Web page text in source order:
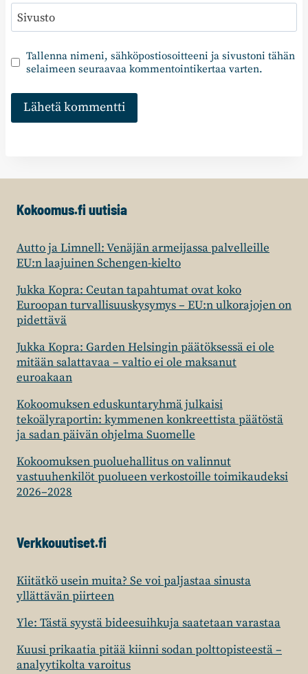
Sivusto
Tallenna nimeni, sähköpostiosoitteeni ja sivustoni tähän
selaimeen seuraavaa kommentointikertaa varten.
Kokoomus.fi uutisia
Autto ja Limnell: Venäjän armeijassa palvelleille
EU:n laajuinen Schengen-kielto
Jukka Kopra: Ceutan tapahtumat ovat koko
Euroopan turvallisuuskysymys – EU:n ulkorajojen on
pidettävä
Jukka Kopra: Garden Helsingin päätöksessä ei ole
mitään salattavaa – valtio ei ole maksanut
euroakaan
Kokoomuksen eduskuntaryhmä julkaisi
tekoälyraportin: kymmenen konkreettista päätöstä
ja sadan päivän ohjelma Suomelle
Kokoomuksen puoluehallitus on valinnut
vastuuhenkilöt puolueen verkostoille toimikaudeksi
2026–2028
Verkkouutiset.fi
Kiitätkö usein muita? Se voi paljastaa sinusta
yllättävän piirteen
Yle: Tästä syystä bideesuihkuja saatetaan varastaa
Kuusi prikaatia pitää kiinni sodan polttopisteestä –
analyytikolta varoitus